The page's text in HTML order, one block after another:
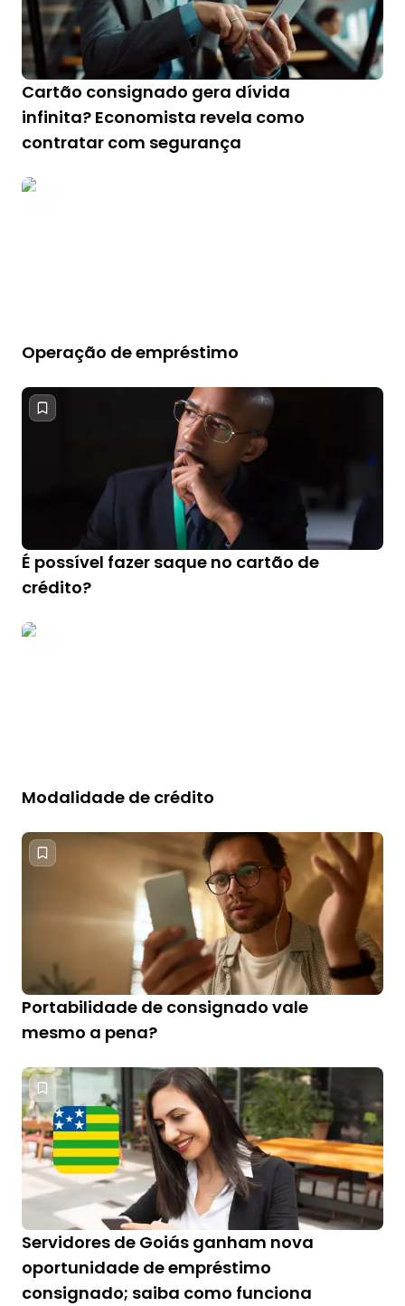
Cartão consignado gera dívida
infinita? Economista revela como
contratar com segurança
Operação de empréstimo
É possível fazer saque no cartão de
crédito?
Modalidade de crédito
Portabilidade de consignado vale
mesmo a pena?
Servidores de Goiás ganham nova
oportunidade de empréstimo
consignado; saiba como funciona